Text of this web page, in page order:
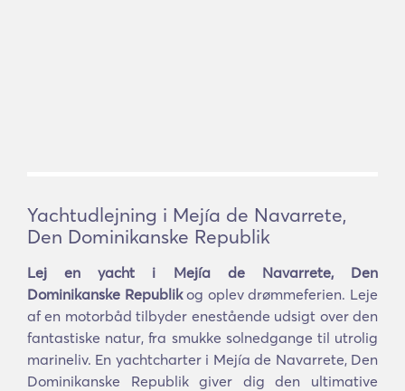
Yachtudlejning i Mejía de Navarrete,
Den Dominikanske Republik
Lej en yacht i Mejía de Navarrete, Den
Dominikanske Republikog oplev drømmeferien. Leje
af en motorbåd tilbyder enestående udsigt over den
fantastiske natur, fra smukke solnedgange til utrolig
marineliv. En yachtcharter i Mejía de Navarrete, Den
Dominikanske Republik giver dig den ultimative